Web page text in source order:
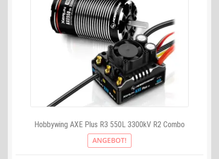
Hobbywing AXE Plus R3 550L 3300kV R2 Combo
ANGEBOT!